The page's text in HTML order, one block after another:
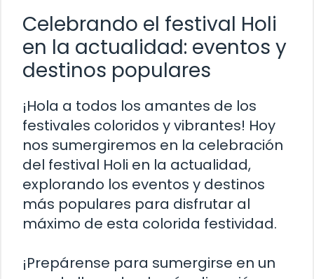
Celebrando el festival Holi
en la actualidad: eventos y
destinos populares
¡Hola a todos los amantes de los
festivales coloridos y vibrantes! Hoy
nos sumergiremos en la celebración
del festival Holi en la actualidad,
explorando los eventos y destinos
más populares para disfrutar al
máximo de esta colorida festividad.
¡Prepárense para sumergirse en un